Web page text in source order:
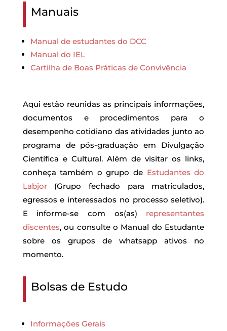
Manuais
Manual de estudantes do DCC
Manual do IEL
Cartilha de Boas Práticas de Convivência
Aqui estão reunidas as principais informações,
documentos e procedimentos para o
desempenho cotidiano das atividades junto ao
programa de pós-graduação em Divulgação
Científica e Cultural. Além de visitar os links,
conheça também o grupo de Estudantes do
Labjor(Grupo fechado para matriculados,
egressos e interessados no processo seletivo).
E informe-se com os(as) representantes
discentes, ou consulte o Manual do Estudante
sobre os grupos de whatsapp ativos no
momento.
Bolsas de Estudo
Informações Gerais